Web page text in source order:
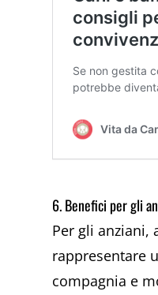
6. Benefici per gli
Per gli anziani,
rappresentare
compagnia e